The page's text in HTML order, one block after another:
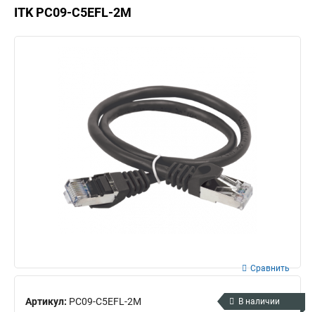
ITK PC09-C5EFL-2M
Артикул: PC09-C5EFL-2M
Сравнить
В наличии